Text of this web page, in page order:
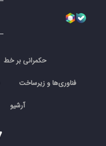
حکمرانی بر خط
فناوری‌ها و زیرساخت
آرشیو